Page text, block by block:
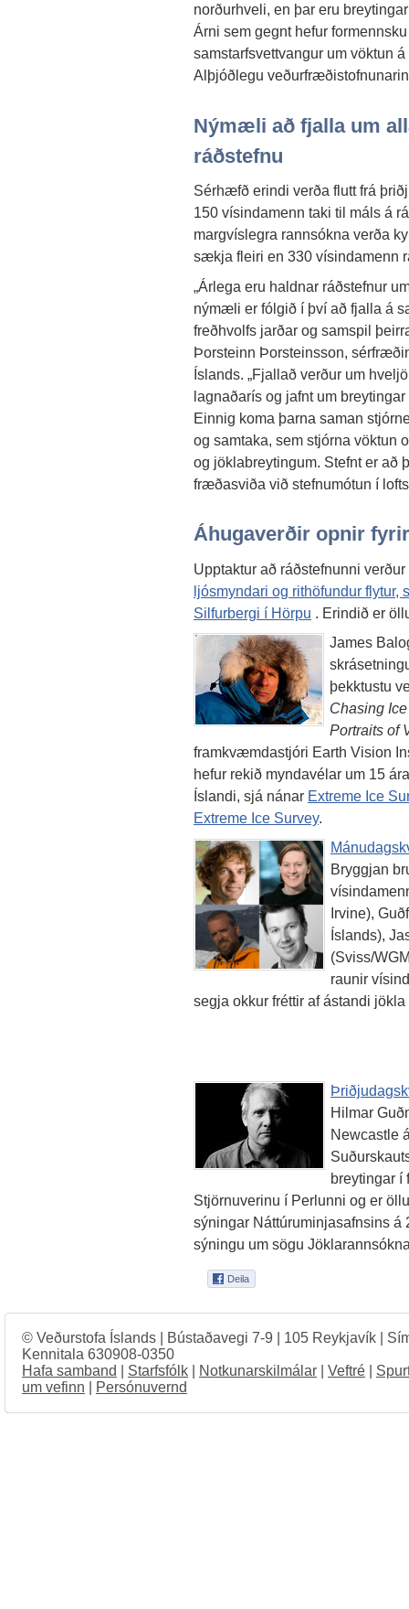
norðurhveli, en þar eru
Árni sem gegnt hefur
samstarfsvettvangur um vöktun
Alþjóðlegu
Nýmæli að fjalla um
ráðstefnu
Sérhæfð erindi verða flutt frá
150 vísindamenn taki til máls á
margvíslegra rannsókna verða
sækja fleiri en 330 vísindamenn
„Árlega eru haldnar ráðstefnur
nýmæli er fólgið í því að fjalla á
freðhvolfs jarðar og samspil
Þorsteinn Þorsteinsson,
Íslands. „Fjallað verður um
lagnaðarís og jafnt um
Einnig koma þarna saman
og samtaka, sem stjórna vöktun
og jöklabreytingum. Stefnt er að
fræðasviða við stefnumótun í
Áhugaverðir opnir
Upptaktur að ráðstefnunni
ljósmyndari og rithöfundur flytur,
Silfurbergi í Hörpu . Erindið er
James
þekktustu
Chasing
Portraits of
framkvæmdastjóri Earth Vision
hefur rekið myndavélar um 15
Íslandi, sjá nánar Extreme Ice
Extreme Ice Survey.
Bryggjan
Irvine),
Íslands),
(Sviss/
raunir
segja okkur fréttir af ástandi
Hilmar
Newcastle
breytingar í
Stjörnuverinu í Perlunni og er
sýningar Náttúruminjasafnsins
sýningu um sögu
© Veðurstofa Íslands | Bústaðavegi 7-9 | 105 Reykjavík |
Kennitala 630908-0350
Hafa samband
Starfsfólk Notkunarskilmálar Veftré
um vefinn
Persónuvernd